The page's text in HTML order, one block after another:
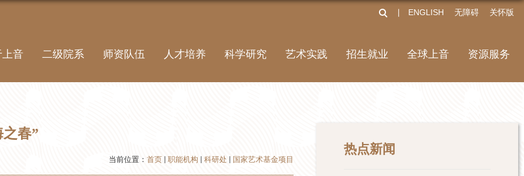
ENGLISH 无障碍 关怀版
上音 二级院系 师资队伍 人才培养 科学研究 艺术实践 招生就业 全球上音 资源服务
春”
当前位置： 首页 职能机构 科研处 国家艺术基金项目
热点新闻